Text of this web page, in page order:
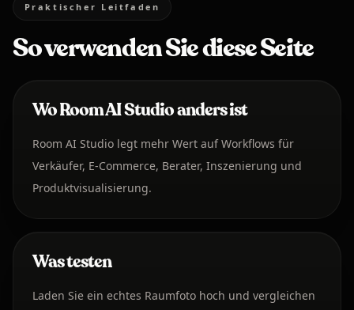
Praktischer Leitfaden
So verwenden Sie diese Seite
Wo Room AI Studio anders ist
Room AI Studio legt mehr Wert auf Workflows für
Verkäufer, E-Commerce, Berater, Inszenierung und
Produktvisualisierung.
Was testen
Laden Sie ein echtes Raumfoto hoch und vergleichen